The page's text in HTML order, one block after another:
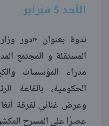
الأحد 5 فبراير
ندوة بعنوان «دور
المستقلة و المجتمع
مدراء المؤسسات
الحكومية، بالقاعة
عصرًا على المسرح